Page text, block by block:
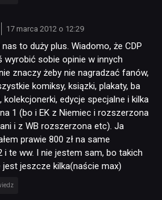
17 marca 2012 o 12:29
to duży plus. Wiadomo, że CDP
wyrobić sobie opinie w innych
znaczy żeby nie nagradzać fanów,
komiksy, ksiązki, plakaty, ba
kolekcjonerki, edycje specjalne i kilka
1 (bo i EK z Niemiec i rozszerzona
i z WB rozszerzona etc). Ja
prawie 800 zł na same
i te ww. I nie jestem sam, bo takich
jeszcze kilka(naście max)